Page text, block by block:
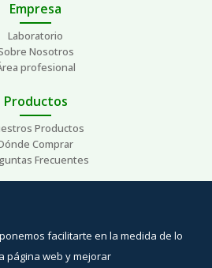
Empresa
Laboratorio
Nosotros
profesional
Productos
Productos
Comprar
Frecuentes
de interés
Contacto
facilitarte en la medida de lo
página web y mejorar